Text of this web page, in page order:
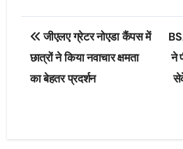
Post
navigation
जीएलए ग्रेटर नोएडा कैंपस में
छात्रों ने किया नवाचार क्षमता
का बेहतर प्रदर्शन
ने